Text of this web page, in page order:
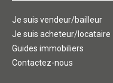
Je suis vendeur/bailleur
Je suis acheteur/locataire
Guides immobiliers
Contactez-nous